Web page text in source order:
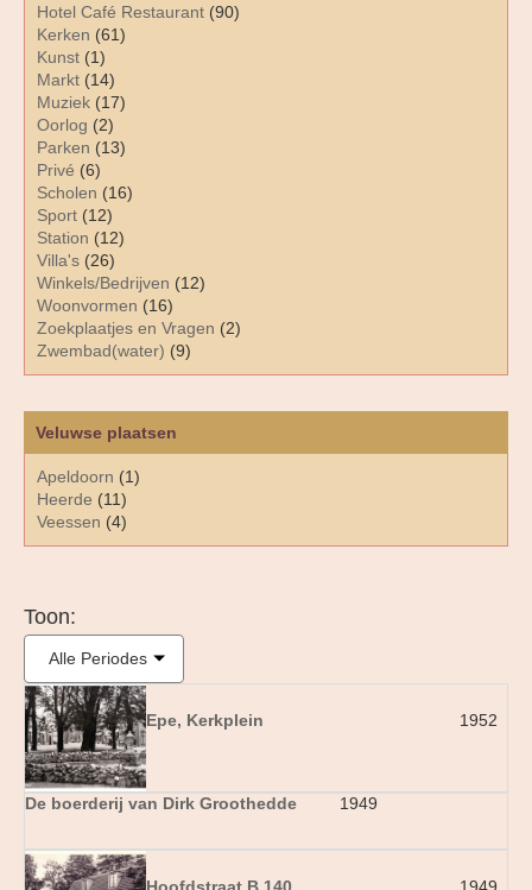
Hotel Café Restaurant (90)
Kerken (61)
Kunst (1)
Markt (14)
Muziek (17)
Oorlog (2)
Parken (13)
Privé (6)
Scholen (16)
Sport (12)
Station (12)
Villa's (26)
Winkels/Bedrijven (12)
Woonvormen (16)
Zoekplaatjes en Vragen (2)
Zwembad(water) (9)
Veluwse plaatsen
Apeldoorn (1)
Heerde (11)
Veessen (4)
Toon:
Alle Periodes
Epe, Kerkplein 1952
De boerderij van Dirk Groothedde 1949